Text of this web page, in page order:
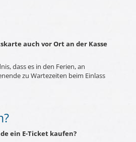
auch vor Ort an der Kasse
dass es in den Ferien, an
zu Wartezeiten beim Einlass
ein E-Ticket kaufen?